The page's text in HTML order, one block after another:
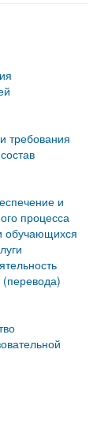
требования
и
процесса
обучающихся